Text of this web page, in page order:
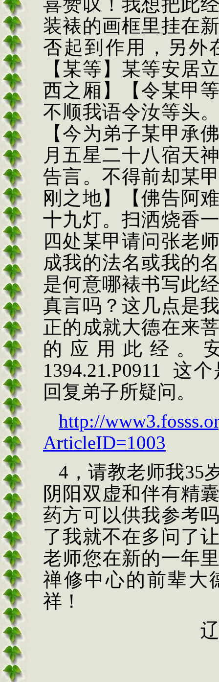
装裱的画框里挂在
否起到作用，另外
【某等】某等安居
西之厢】【令某甲
不顺我语令汝等头
【今为弟子某甲承
月五星二十八宿天
告言。不得前却某
刚之地】【佛告阿
十九灯。扫洒烧香
四处某甲请问张老
成我的法名或我的
是何意哪裱书写此
真言吗？这几点是
正的成就大德在来
的应用此经。
1394.21.P0911 这个
回复弟子所疑问。
http://
ArticleID=1003
4 ，请教老师我35
阴阳双虚和伴有精
药方可以供我参考
了我就不在多问了
老师您在新的一年
禅修中心的前辈大
祥！